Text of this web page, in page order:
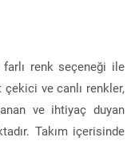
renk seçeneği ile
ve canlı renkler,
ve ihtiyaç duyan
Takım içerisinde